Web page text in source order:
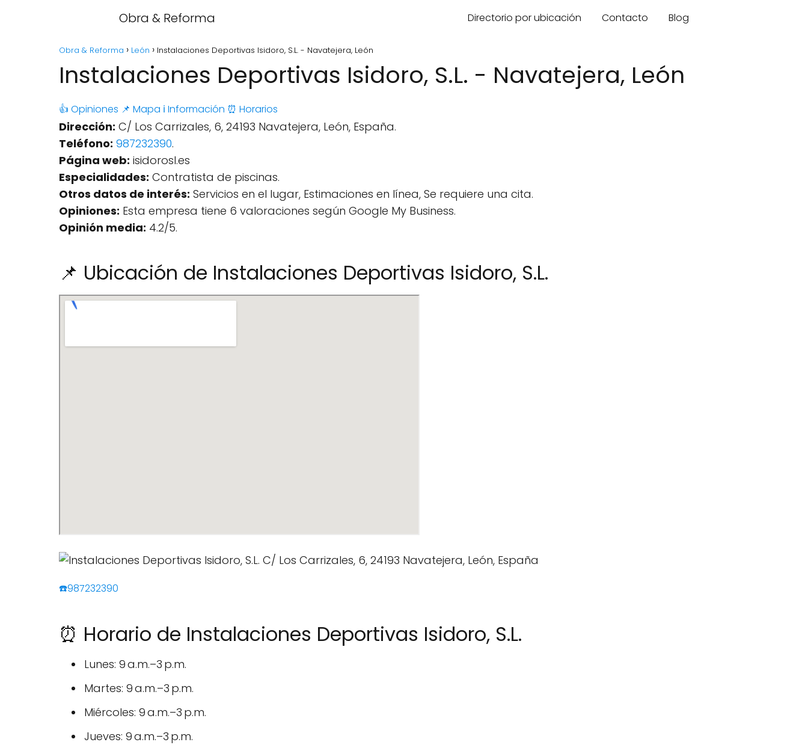
Obra & Reforma Directorio por ubicación Contacto Blog
Obra & Reforma León Instalaciones Deportivas Isidoro, S.L. - Navatejera, León
Instalaciones Deportivas Isidoro, S.L. - Navatejera, León
👍 Opiniones 📌 Mapa ℹ️ Información ⏰ Horarios
Dirección: C/ Los Carrizales, 6, 24193 Navatejera, León, España.
Teléfono: 987232390.
Página web: isidorosl.es
Especialidades: Contratista de piscinas.
Otros datos de interés: Servicios en el lugar, Estimaciones en línea, Se requiere una cita.
Opiniones: Esta empresa tiene 6 valoraciones según Google My Business.
Opinión media: 4.2/5.
📌 Ubicación de Instalaciones Deportivas Isidoro, S.L.
☎️987232390
⏰ Horario de Instalaciones Deportivas Isidoro, S.L.
Lunes: 9 a.m.–3 p.m.
Martes: 9 a.m.–3 p.m.
Miércoles: 9 a.m.–3 p.m.
Jueves: 9 a.m.–3 p.m.